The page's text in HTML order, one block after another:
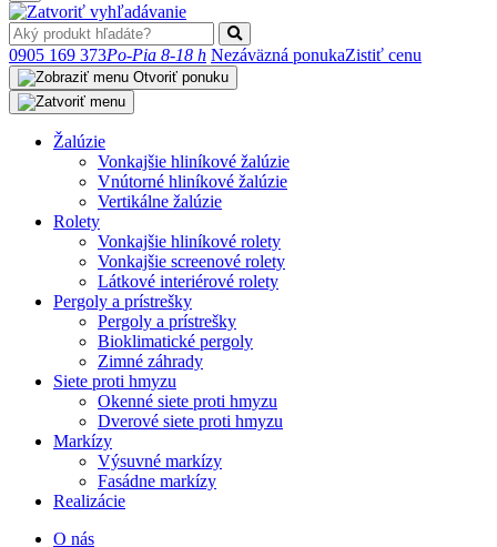
0905 169 373Po-Pia 8-18 h Nezáväzná ponukaZistiť cenu
Otvoriť ponuku
Žalúzie
Vonkajšie hliníkové žalúzie
Vnútorné hliníkové žalúzie
Vertikálne žalúzie
Rolety
Vonkajšie hliníkové rolety
Vonkajšie screenové rolety
Látkové interiérové rolety
Pergoly a prístrešky
Pergoly a prístrešky
Bioklimatické pergoly
Zimné záhrady
Siete proti hmyzu
Okenné siete proti hmyzu
Dverové siete proti hmyzu
Markízy
Výsuvné markízy
Fasádne markízy
Realizácie
O nás